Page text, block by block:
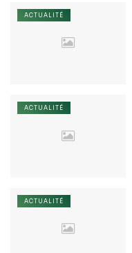
ACTUALITÉ
ACTUALITÉ
ACTUALITÉ